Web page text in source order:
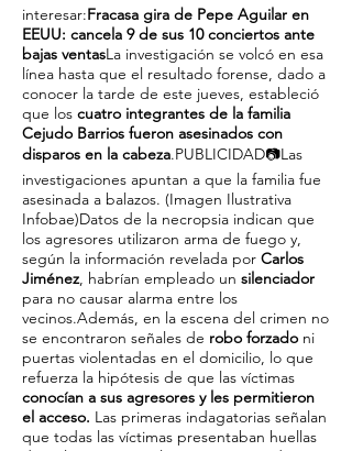
interesar:Fracasa gira de Pepe Aguilar en
EEUU: cancela 9 de sus 10 conciertos ante
bajas ventasLa investigación se volcó en esa
línea hasta que el resultado forense, dado a
conocer la tarde de este jueves, estableció
que los cuatro integrantes de la familia
Cejudo Barrios fueron asesinados con
disparos en la cabeza.PUBLICIDAD📷Las
investigaciones apuntan a que la familia fue
asesinada a balazos. (Imagen Ilustrativa
Infobae)Datos de la necropsia indican que
los agresores utilizaron arma de fuego y,
según la información revelada por Carlos
Jiménez, habrían empleado un silenciador
para no causar alarma entre los
vecinos.Además, en la escena del crimen no
se encontraron señales de robo forzado ni
puertas violentadas en el domicilio, lo que
refuerza la hipótesis de que las víctimas
conocían a sus agresores y les permitieron
el acceso. Las primeras indagatorias señalan
que todas las víctimas presentaban huellas